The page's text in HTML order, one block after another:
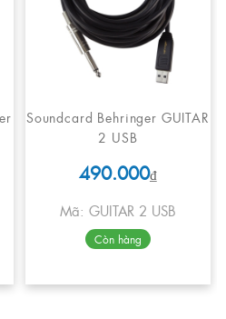
Soundcard Behringer GUITAR
2 USB
490.000₫
Mã: GUITAR 2 USB
Còn hàng